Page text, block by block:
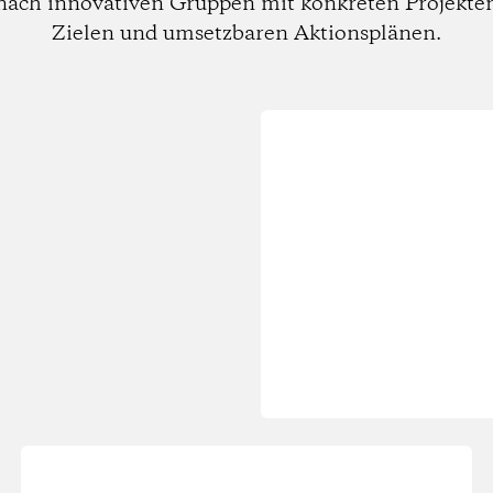
Zielen und umsetzbaren Aktionsplänen.